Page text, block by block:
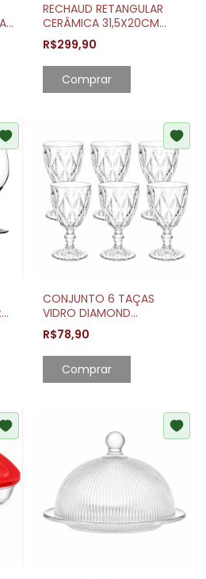
RECHAUD RETANGULAR
CERÂMICA 31,5X20CM
COM TAMPA VIDRO
R$299,90
CONJUNTO 6 TAÇAS
VIDRO DIAMOND
TRANSPARENTE 325ML
R$78,90